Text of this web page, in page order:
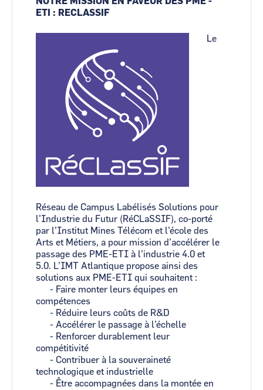
ETI : RECLASSIF
Le
Réseau de Campus Labélisés Solutions pour
l’Industrie du Futur (RéCLaSSIF), co-porté
par l’Institut Mines Télécom et l’école des
Arts et Métiers, a pour mission d’accélérer le
passage des PME-ETI à l’industrie 4.0 et
5.0. L’IMT Atlantique propose ainsi des
solutions aux PME-ETI qui souhaitent :
- Faire monter leurs équipes en
compétences
- Réduire leurs coûts de R&D
- Accélérer le passage à l’échelle
- Renforcer durablement leur
compétitivité
- Contribuer à la souveraineté
technologique et industrielle
- Être accompagnées dans la montée en